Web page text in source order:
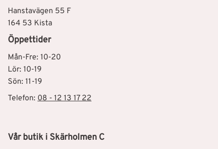
Hanstavägen 55 F
164 53 Kista
Öppettider
Mån-Fre: 10-20
Lör: 10-19
Sön: 11-19
Telefon: 08 - 12 13 17 22
Vår butik i Skärholmen C